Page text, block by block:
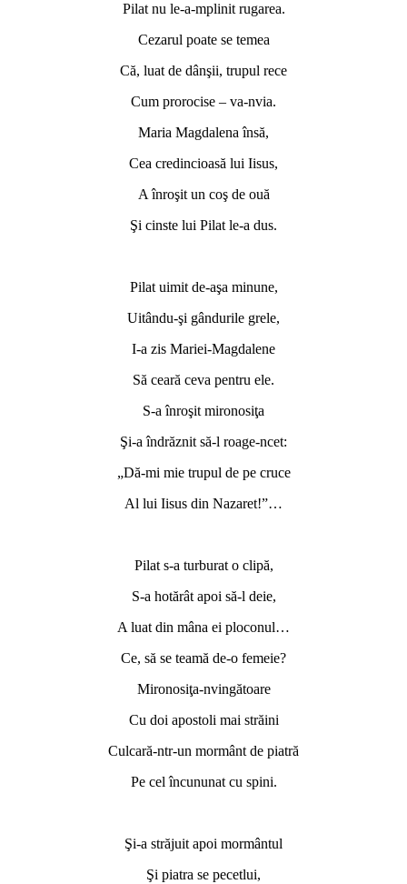
Pilat nu le-a-mplinit rugarea.
Cezarul poate se temea
Că, luat de dânşii, trupul rece
Cum prorocise – va-nvia.
Maria Magdalena însă,
Cea credincioasă lui Iisus,
A înroşit un coş de ouă
Şi cinste lui Pilat le-a dus.
Pilat uimit de-aşa minune,
Uitându-şi gândurile grele,
I-a zis Mariei-Magdalene
Să ceară ceva pentru ele.
S-a înroşit mironosiţa
Şi-a îndrăznit să-l roage-ncet:
„Dă-mi mie trupul de pe cruce
Al lui Iisus din Nazaret!”…
Pilat s-a turburat o clipă,
S-a hotărât apoi să-l deie,
A luat din mâna ei ploconul…
Ce, să se teamă de-o femeie?
Mironosiţa-nvingătoare
Cu doi apostoli mai străini
Culcară-ntr-un mormânt de piatră
Pe cel încununat cu spini.
Şi-a străjuit apoi mormântul
Şi piatra se pecetlui,